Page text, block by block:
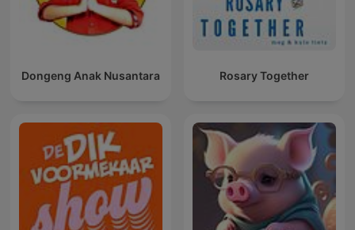
Dongeng Anak Nusantara Rosary Together